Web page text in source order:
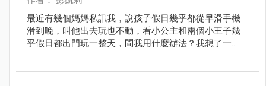
最近有幾個媽媽私訊我，說孩子假日幾乎都從早滑手機
滑到晚，叫他出去玩也不動，看小公主和兩個小王子幾
乎假日都出門玩一整天，問我用什麼辦法？我想了一